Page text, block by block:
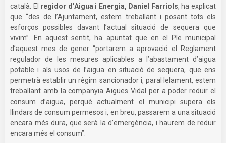
català. El regidor d’Aigua i Energia, Daniel Farriols, ha explicat
que “des de l’Ajuntament, estem treballant i posant tots els
esforços possibles davant l’actual situació de sequera que
vivim”. En aquest sentit, ha apuntat que en el Ple municipal
d’aquest mes de gener “portarem a aprovació el Reglament
regulador de les mesures aplicables a l’abastament d’aigua
potable i als usos de l’aigua en situació de sequera, que ens
permetrà establir un règim sancionador i, paral·lelament, estem
treballant amb la companyia Aigües Vidal per a poder reduir el
consum d’aigua, perquè actualment el municipi supera els
llindars de consum permesos i, en breu, passarem a una situació
encara més dura, que serà la d’emergència, i haurem de reduir
encara més el consum”.